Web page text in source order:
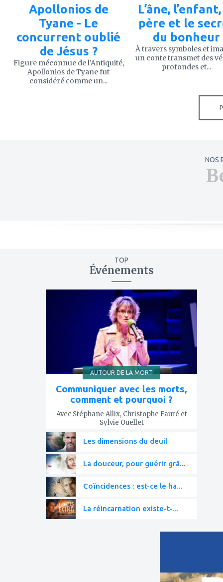
Apollonios de
Tyane - Le
concurrent oublié
de Jésus ?
Figure méconnue de l’Antiquité,
Apollonios de Tyane fut
considéré comme un...
L’âne,
père et le
du bonheur
À travers symboles et
un conte transmet des
profondes et...
NOS
TOP
Événements
AUTOUR DE LA MORT
Communiquer avec les morts,
comment et pourquoi ?
Avec Stéphane Allix, Christophe Fauré et
Sylvie Ouellet
Les dimensions du deuil
La douceur, pour guérir grâ...
Coïncidences : est-ce le ha...
La réincarnation existe-t-...
à